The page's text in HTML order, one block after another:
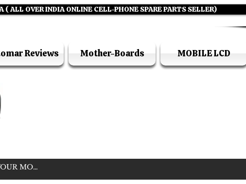
( ALL OVER INDIA ONLINE CELL-PHONE SPARE PARTS SELLER)
Reviews Mother-Boards MOBILE LCD